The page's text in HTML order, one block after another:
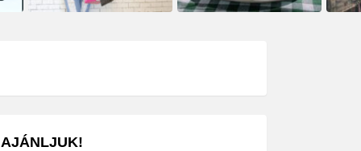
AJÁNLJUK!